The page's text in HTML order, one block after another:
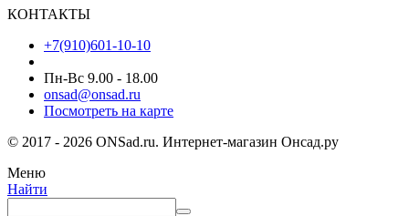
КОНТАКТЫ
+7(910)601-10-10
Пн-Вс 9.00 - 18.00
onsad@onsad.ru
Посмотреть на карте
© 2017 - 2026 ONSad.ru. Интернет-магазин Онсад.ру
Меню
Найти